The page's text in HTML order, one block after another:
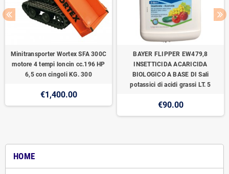
HOME
Minitransporter Wortex SFA 300C
motore 4 tempi loncin cc.196 HP
6,5 con cingoli KG. 300
€1,400.00
BAYER FLIPPER EW479,8
INSETTICIDA ACARICIDA
BIOLOGICO A BASE DI Sali
potassici di acidi grassi LT. 5
€90.00